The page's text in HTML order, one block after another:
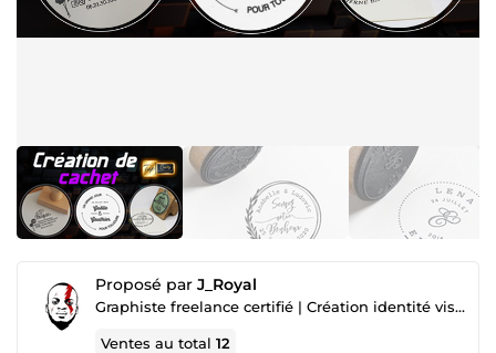
Proposé par J_Royal
Graphiste freelance certifié | Création identité visuelle
Ventes au total12